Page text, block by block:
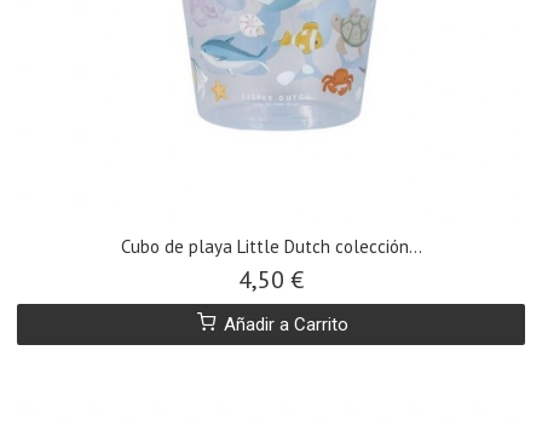
Cubo de playa Little Dutch colección...
4,50 €
Añadir a Carrito